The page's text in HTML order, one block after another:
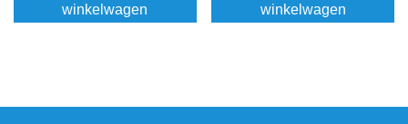
winkelwagen
winkelwagen